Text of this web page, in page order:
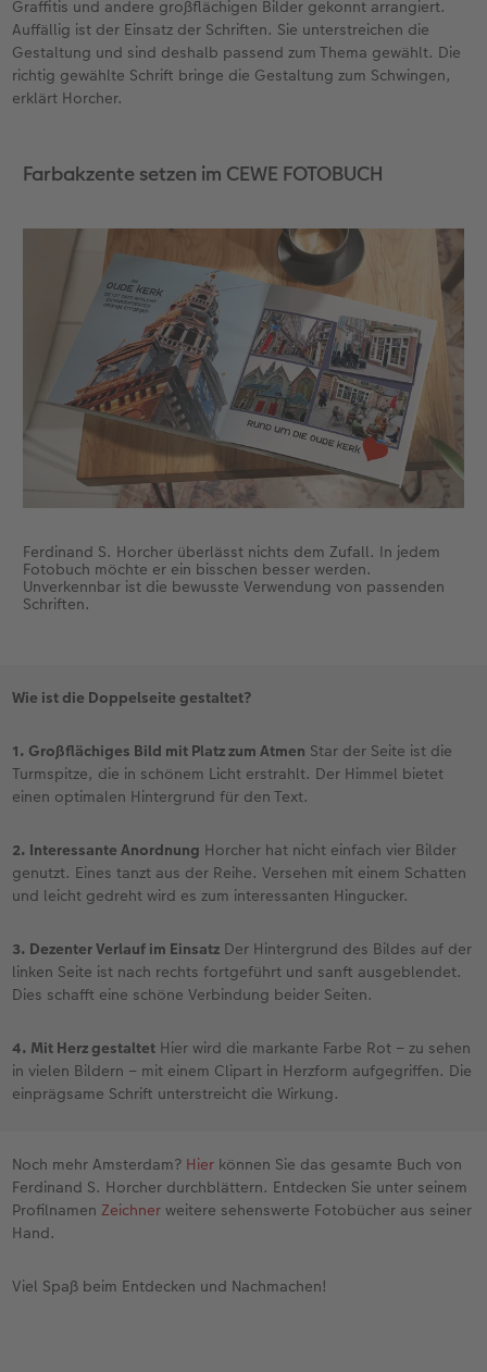
Graffitis und andere großflächigen Bilder gekonnt arrangiert.
Auffällig ist der Einsatz der Schriften. Sie unterstreichen die
Gestaltung und sind deshalb passend zum Thema gewählt. Die
richtig gewählte Schrift bringe die Gestaltung zum Schwingen,
erklärt Horcher.
Farbakzente setzen im CEWE FOTOBUCH
Ferdinand S. Horcher überlässt nichts dem Zufall. In jedem
Fotobuch möchte er ein bisschen besser werden.
Unverkennbar ist die bewusste Verwendung von passenden
Schriften.
Wie ist die Doppelseite gestaltet?
1. Großflächiges Bild mit Platz zum Atmen Star der Seite ist die
Turmspitze, die in schönem Licht erstrahlt. Der Himmel bietet
einen optimalen Hintergrund für den Text.
2. Interessante Anordnung Horcher hat nicht einfach vier Bilder
genutzt. Eines tanzt aus der Reihe. Versehen mit einem Schatten
und leicht gedreht wird es zum interessanten Hingucker.
3. Dezenter Verlauf im Einsatz Der Hintergrund des Bildes auf der
linken Seite ist nach rechts fortgeführt und sanft ausgeblendet.
Dies schafft eine schöne Verbindung beider Seiten.
4. Mit Herz gestaltet Hier wird die markante Farbe Rot – zu sehen
in vielen Bildern – mit einem Clipart in Herzform aufgegriffen. Die
einprägsame Schrift unterstreicht die Wirkung.
Noch mehr Amsterdam? Hier können Sie das gesamte Buch von
Ferdinand S. Horcher durchblättern. Entdecken Sie unter seinem
ProfilnamenZeichner weitere sehenswerte Fotobücher aus seiner
Hand.
Viel Spaß beim Entdecken und Nachmachen!